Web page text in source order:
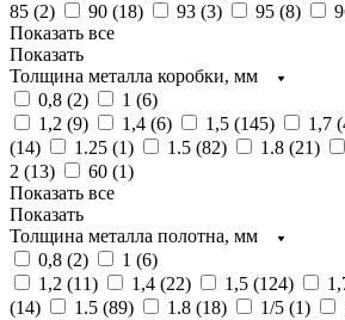
85 (2) 90 (18) 93 (3) 95 (8)
Показать все
Показать
Толщина металла коробки, мм
0,8 (2) 1 (6)
1,2 (9) 1,4 (6) 1,5 (145) 1,7 (
(14) 1.25 (1) 1.5 (82) 1.8 (21)
2 (13) 60 (1)
Показать все
Показать
Толщина металла полотна, мм
0,8 (2) 1 (6)
1,2 (11) 1,4 (22) 1,5 (124)
(14) 1.5 (89) 1.8 (18) 1/5 (1)